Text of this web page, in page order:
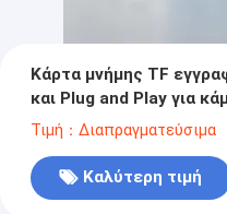
Κάρτα μνήμης TF
και Plug and Play για
συσκευές
Τιμή：Διαπραγματεύσιμα
Καλύτερη τιμή